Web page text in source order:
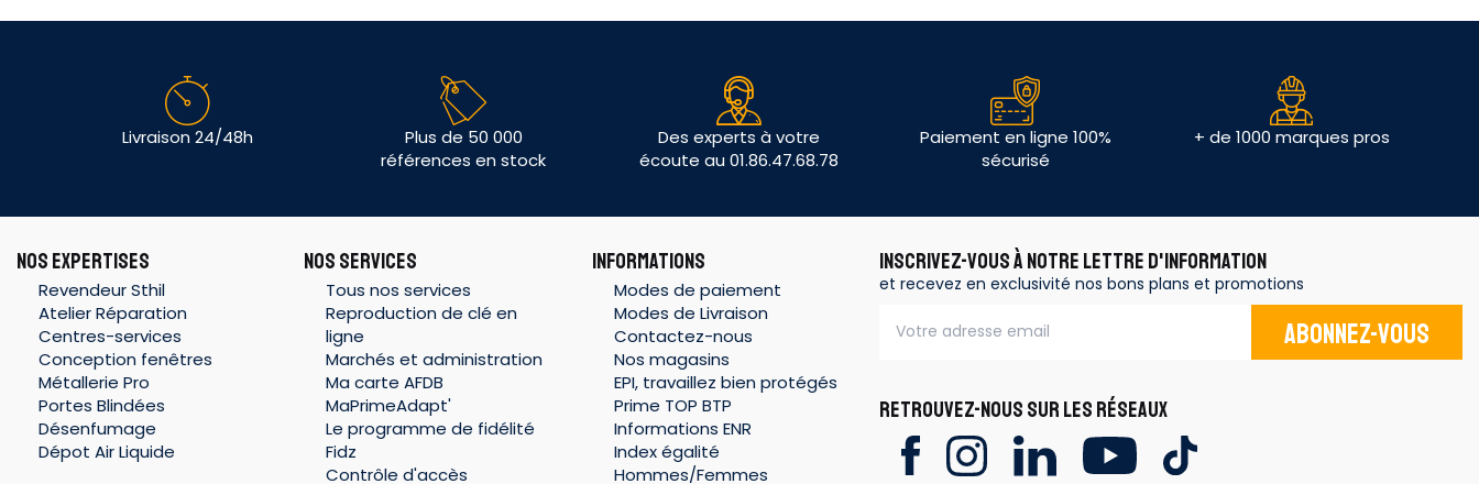
Livraison 24/48h
Plus de 50 000
références en stock
Des experts à votre
écoute au 01.86.47.68.78
Paiement en ligne 100%
sécurisé
+ de 1000 marques pros
NOS EXPERTISES
Revendeur Sthil
Atelier Réparation
Centres-services
Conception fenêtres
Métallerie Pro
Portes Blindées
Désenfumage
Dépot Air Liquide
NOS SERVICES
Tous nos services
Reproduction de clé en
ligne
Marchés et administration
Ma carte AFDB
MaPrimeAdapt'
Le programme de fidélité
Fidz
Contrôle d'accès
INFORMATIONS
Modes de paiement
Modes de Livraison
Contactez-nous
Nos magasins
EPI, travaillez bien protégés
Prime TOP BTP
Informations ENR
Index égalité
Hommes/Femmes
INSCRIVEZ-VOUS À NOTRE LETTRE D'INFORMATION
et recevez en exclusivité nos bons plans et promotions
Abonnez-vous
RETROUVEZ-NOUS SUR LES RÉSEAUX